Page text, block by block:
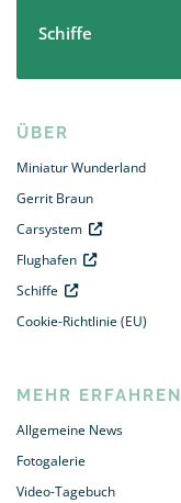
Schiffe
ÜBER
Miniatur Wunderland
Gerrit Braun
Carsystem
Flughafen
Schiffe
Cookie-Richtlinie (EU)
MEHR ERFAHREN
Allgemeine News
Fotogalerie
Video-Tagebuch